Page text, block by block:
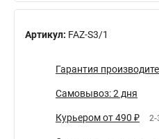
Артикул: FAZ-S3/1
Гарантия
Самовывоз: 2 дня
Курьером от 490 ₽ 2-